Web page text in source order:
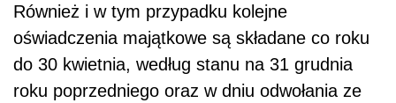
Również i w tym przypadku kolejne
oświadczenia majątkowe są składane co roku
do 30 kwietnia, według stanu na 31 grudnia
roku poprzedniego oraz w dniu odwołania ze